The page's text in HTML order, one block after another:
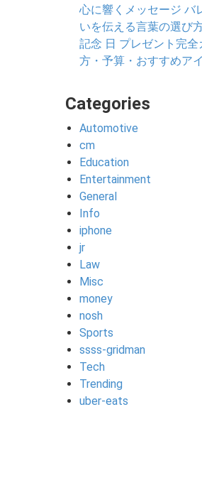
心に響くメッセージ バ
いを伝える言葉の選び
記念 日 プレゼント完
方・予算・おすすめア
Categories
Automotive
cm
Education
Entertainment
General
Info
iphone
jr
Law
Misc
money
nosh
Sports
ssss-gridman
Tech
Trending
uber-eats